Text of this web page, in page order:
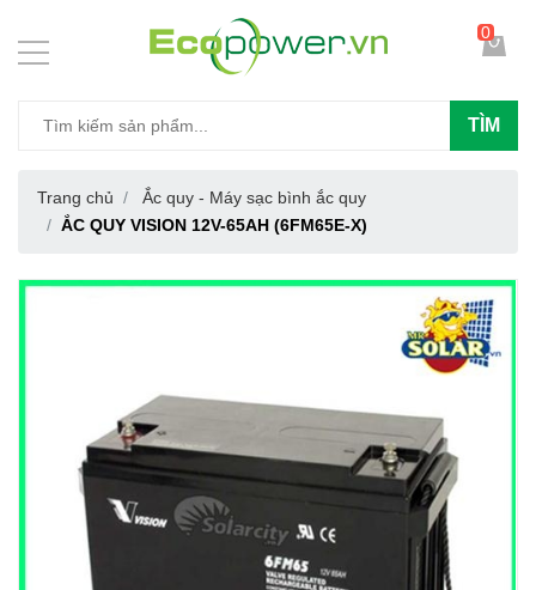
TÌM
0
Trang chủ
Ắc quy - Máy sạc bình ắc quy
ẮC QUY VISION 12V-65AH (6FM65E-X)